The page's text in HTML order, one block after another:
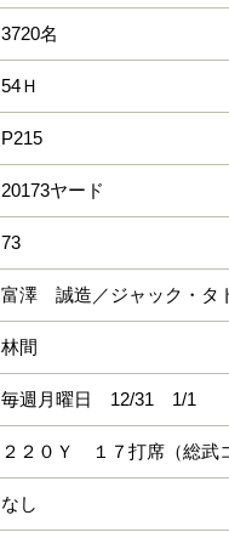
3720名
54Ｈ
P215
20173ヤード
73
富澤 誠造／ジャック・タ
林間
毎週月曜日 12/31 1/1
２２０Ｙ １７打席（総武
なし